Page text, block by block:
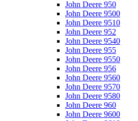
John Deere 950
John Deere 9500
John Deere 9510
John Deere 952
John Deere 9540
John Deere 955
John Deere 9550
John Deere 956
John Deere 9560
John Deere 9570
John Deere 9580
John Deere 960
John Deere 9600